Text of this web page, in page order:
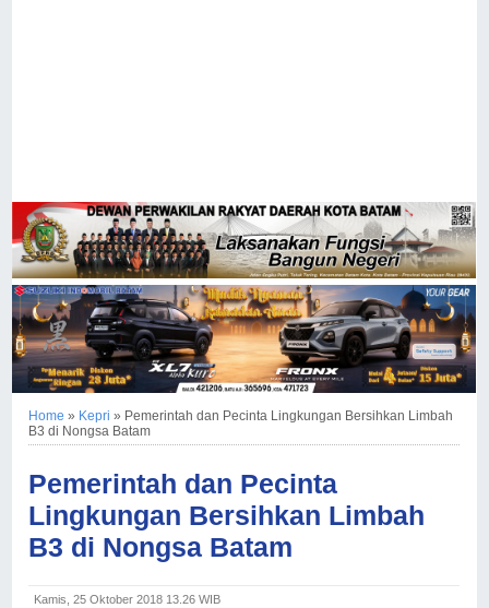
Home » Kepri » Pemerintah dan Pecinta Lingkungan Bersihkan Limbah
B3 di Nongsa Batam
Pemerintah dan Pecinta
Lingkungan Bersihkan Limbah
B3 di Nongsa Batam
Kamis, 25 Oktober 2018 13.26 WIB